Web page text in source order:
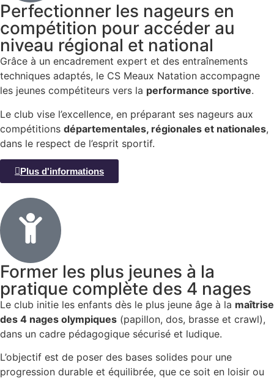
Perfectionner les nageurs en
compétition pour accéder au
niveau régional et national
Grâce à un encadrement expert et des entraînements
techniques adaptés, le CS Meaux Natation accompagne
les jeunes compétiteurs vers la performance sportive.
Le club vise l’excellence, en préparant ses nageurs aux
compétitions départementales, régionales et nationales,
dans le respect de l’esprit sportif.
Plus d'informations
Former les plus jeunes à la
pratique complète des 4 nages
Le club initie les enfants dès le plus jeune âge à la maîtrise
des 4 nages olympiques (papillon, dos, brasse et crawl),
dans un cadre pédagogique sécurisé et ludique.
L’objectif est de poser des bases solides pour une
progression durable et équilibrée, que ce soit en loisir ou